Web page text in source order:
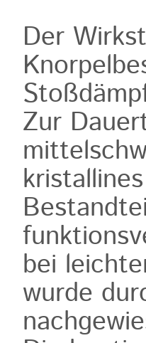
Der
Zur
kristallines
bei
wurde